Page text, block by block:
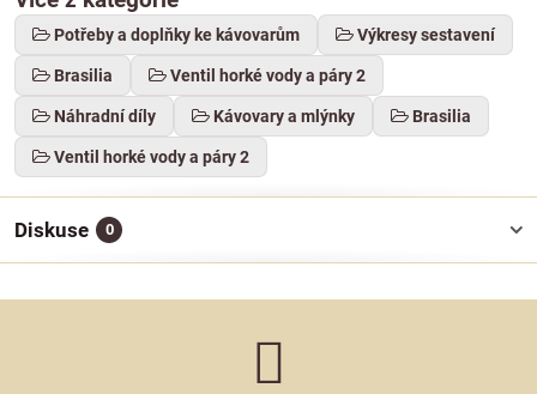
Potřeby a doplňky ke kávovarům Výkresy sestavení
Brasilia Ventil horké vody a páry 2
Náhradní díly Kávovary a mlýnky Brasilia
Ventil horké vody a páry 2
Diskuse 0